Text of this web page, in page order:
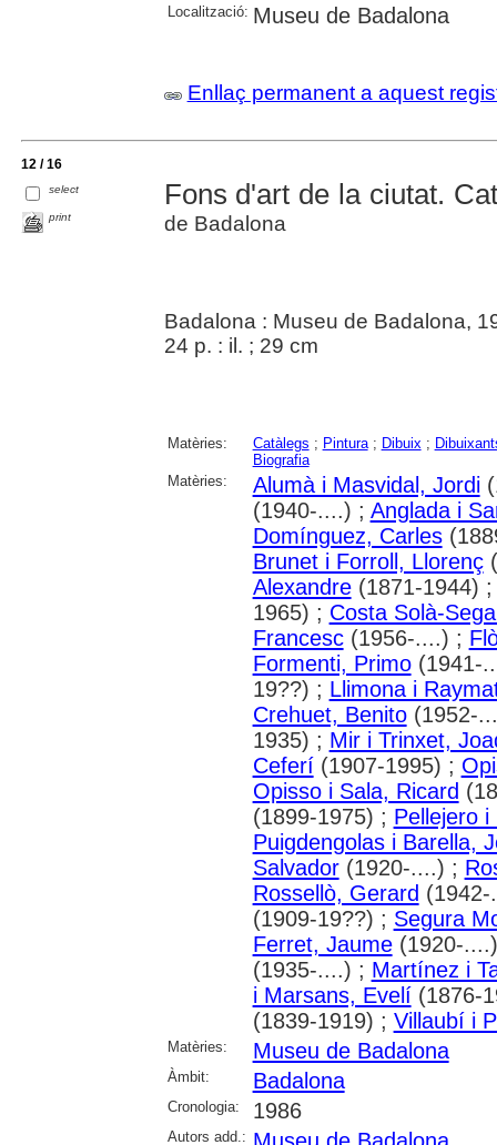
Localització: Museu de Badalona
Enllaç permanent a aquest
12 / 16
select
print
Fons d'art de la ciutat.
de Badalona
Badalona : Museu de Badalona,
24 p. : il. ; 29 cm
Matèries: Catàlegs ; Pintura; Dibuix;
Biografia
Matèries:
Alumà i Masvidal, Jordi
(1940-....) ; Anglada i
Domínguez, Carles
Brunet i Forroll, Llorenç
Alexandre(1871-1944)
1965) ; Costa Solà-
Francesc(1956-....) ;
Formenti, Primo(1941-
19??) ; Llimona i
Crehuet, Benito(1952-
1935) ; Mir i Trinxet,
Ceferí(1907-1995) ;
Opisso i Sala, Ricard
(1899-1975) ; Pellejero i
Puigdengolas i Barella,
Salvador(1920-....) ;
Rossellò, Gerard
(1909-19??) ; Segura
Ferret, Jaume(1920-
(1935-....) ; Martínez i
i Marsans, Evelí(1876-
(1839-1919) ; Villaubí i
Matèries: Museu de Badalona
Àmbit: Badalona
Cronologia: 1986
Autors add.: